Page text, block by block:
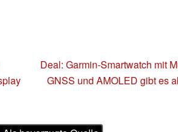
Deal: Garmin-Smartwatch mit
GNSS und AMOLED gibt es